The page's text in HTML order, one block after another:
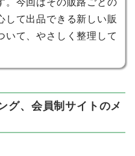
して出品できる新しい販
いて、やさしく整理して
グ、会員制サイトのメ